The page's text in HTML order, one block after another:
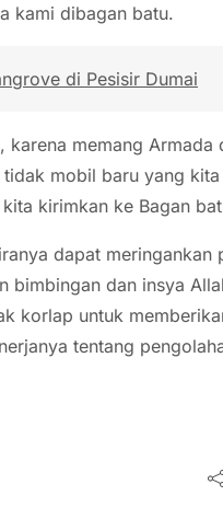
kami dibagan batu.
di Pesisir Dumai
karena memang Armada
mobil baru yang
kirimkan ke Bagan
dapat meringankan
bimbingan dan insya
korlap untuk
tentang